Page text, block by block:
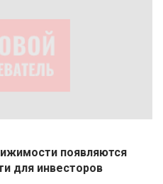
появляются
для инвесторов